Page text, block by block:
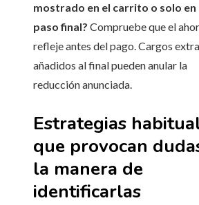
mostrado en el carrito o solo en
paso final? Compruebe que el
refleje antes del pago. Cargos
añadidos al final pueden anular la
reducción anunciada.
Estrategias
que provocan
la manera de
identificarlas